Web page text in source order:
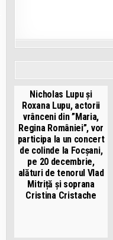
Nicholas Lupu și
Roxana Lupu, actorii
vrânceni din ”Maria,
Regina României”, vor
participa la un concert
de colinde la Focșani,
pe 20 decembrie,
alături de tenorul Vlad
Mitriță și soprana
Cristina Cristache